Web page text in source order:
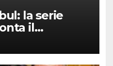
la serie
il